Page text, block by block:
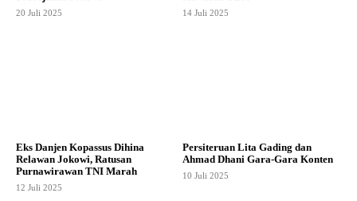
20 Juli 2025 14 Juli 2025
Eks Danjen Kopassus Dihina
Relawan Jokowi, Ratusan
Purnawirawan TNI Marah
12 Juli 2025
Persiteruan Lita Gading dan
Ahmad Dhani Gara-Gara Konten
10 Juli 2025